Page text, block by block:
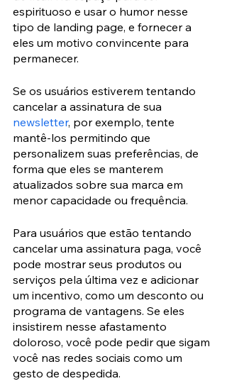
espirituoso e usar o humor nesse
tipo de landing page, e fornecer a
eles um motivo convincente para
permanecer.
Se os usuários estiverem tentando
cancelar a assinatura de sua
newsletter, por exemplo, tente
mantê-los permitindo que
personalizem suas preferências, de
forma que eles se manterem
atualizados sobre sua marca em
menor capacidade ou frequência.
Para usuários que estão tentando
cancelar uma assinatura paga, você
pode mostrar seus produtos ou
serviços pela última vez e adicionar
um incentivo, como um desconto ou
programa de vantagens. Se eles
insistirem nesse afastamento
doloroso, você pode pedir que sigam
você nas redes sociais como um
gesto de despedida.